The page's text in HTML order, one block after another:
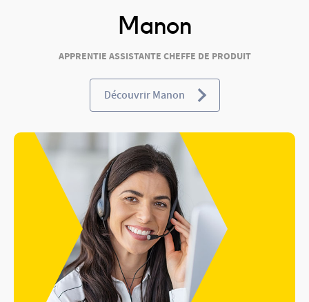
Manon
APPRENTIE ASSISTANTE CHEFFE DE PRODUIT
Découvrir Manon